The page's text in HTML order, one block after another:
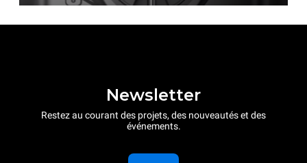
Newsletter
Restez au courant des projets, des nouveautés et des
événements.